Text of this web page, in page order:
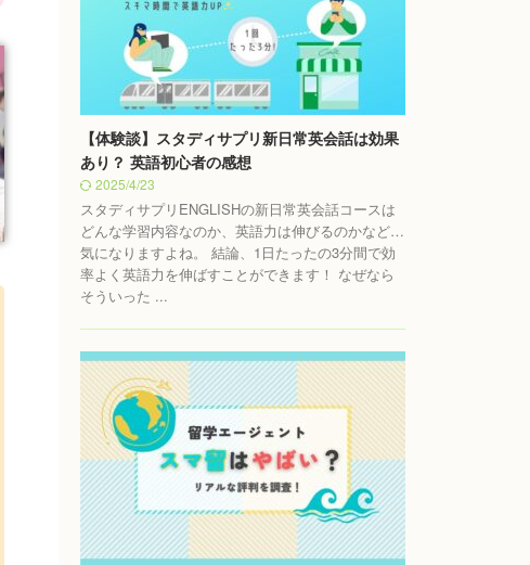
【体験談】スタディサプリ新日常英会話は効果
あり？ 英語初心者の感想
2025/4/23
スタディサプリENGLISHの新日常英会話コースは
どんな学習内容なのか、英語力は伸びるのかなど…
気になりますよね。 結論、1日たったの3分間で効
率よく英語力を伸ばすことができます！ なぜなら
そういった ...